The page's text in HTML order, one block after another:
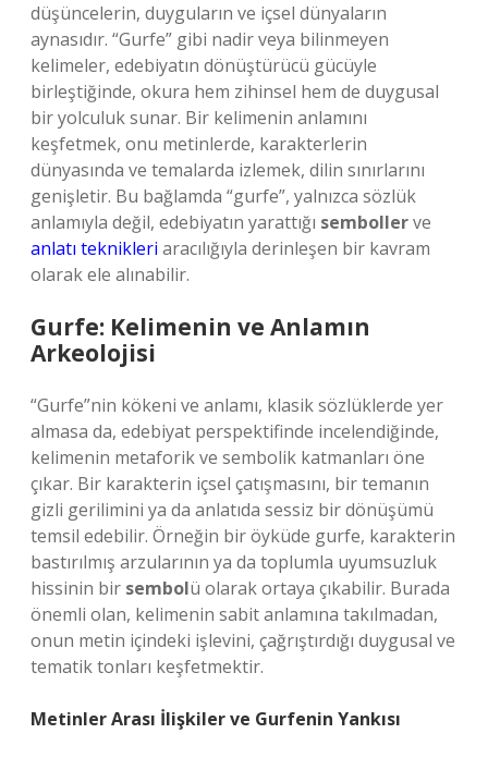
düşüncelerin, duyguların ve içsel dünyaların
aynasıdır. “Gurfe” gibi nadir veya bilinmeyen
kelimeler, edebiyatın dönüştürücü gücüyle
birleştiğinde, okura hem zihinsel hem de duygusal
bir yolculuk sunar. Bir kelimenin anlamını
keşfetmek, onu metinlerde, karakterlerin
dünyasında ve temalarda izlemek, dilin sınırlarını
genişletir. Bu bağlamda “gurfe”, yalnızca sözlük
anlamıyla değil, edebiyatın yarattığı sembollerve
anlatı teknikleri aracılığıyla derinleşen bir kavram
olarak ele alınabilir.
Gurfe: Kelimenin ve Anlamın
Arkeolojisi
“Gurfe”nin kökeni ve anlamı, klasik sözlüklerde yer
almasa da, edebiyat perspektifinde incelendiğinde,
kelimenin metaforik ve sembolik katmanları öne
çıkar. Bir karakterin içsel çatışmasını, bir temanın
gizli gerilimini ya da anlatıda sessiz bir dönüşümü
temsil edebilir. Örneğin bir öyküde gurfe, karakterin
bastırılmış arzularının ya da toplumla uyumsuzluk
hissinin bir sembolü olarak ortaya çıkabilir. Burada
önemli olan, kelimenin sabit anlamına takılmadan,
onun metin içindeki işlevini, çağrıştırdığı duygusal ve
tematik tonları keşfetmektir.
Metinler Arası İlişkiler ve Gurfenin Yankısı